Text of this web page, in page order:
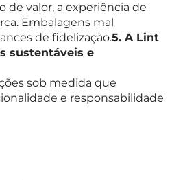
de valor, a experiência de
Embalagens mal
de fidelização.5. A Lint
sustentáveis e
sob medida que
e responsabilidade